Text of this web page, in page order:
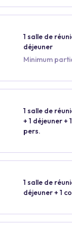
1 salle de
déjeuner
Minimum
1 salle de
+ 1 déjeuner +
pers.
1 salle de
déjeuner + 1